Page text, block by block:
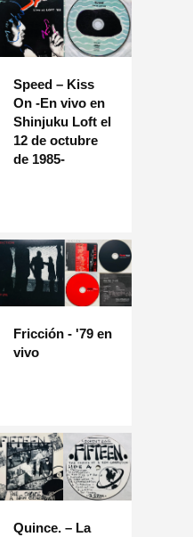
Speed ​​– Kiss
On -En vivo en
Shinjuku Loft el
12 de octubre
de 1985-
Fricción - '79 en
vivo
Quince. – La